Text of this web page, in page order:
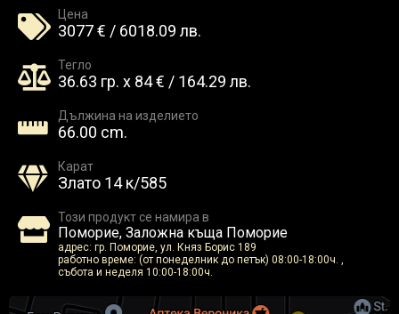
Цена
3077 € / 6018.09 лв.
Тегло
36.63 гр. x 84 € / 164.29 лв.
Дължина на изделието
66.00 cm.
Карат
Злато 14 к/585
Този продукт се намира в
Поморие, Заложна къща Поморие
адрес: гр. Поморие, ул. Княз Борис 189
работно време: (от понеделник до петък) 08:00-18:00ч. ,
събота и неделя 10:00-18:00ч.